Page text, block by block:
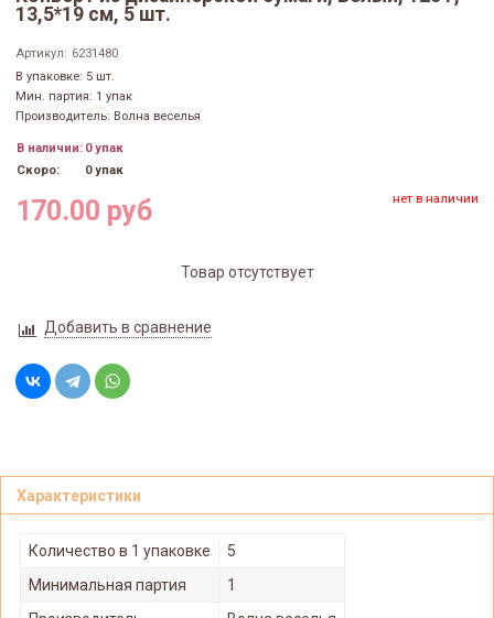
13,5*19 см, 5 шт.
Артикул: 6231480
В упаковке: 5 шт.
Мин. партия: 1 упак
Производитель: Волна веселья
В наличии: 0 упак
Скоро:
0 упак
170.00 руб нет в наличии
Товар отсутствует
Добавить в сравнение
Характеристики
Количество в 1 упаковке
5
Минимальная партия
1